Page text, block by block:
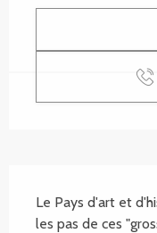
Le Pays d'art et
les pas de ces